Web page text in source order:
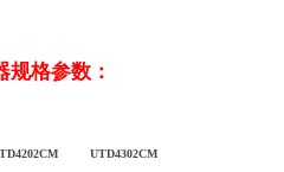
规格参数：
UTD4302CM